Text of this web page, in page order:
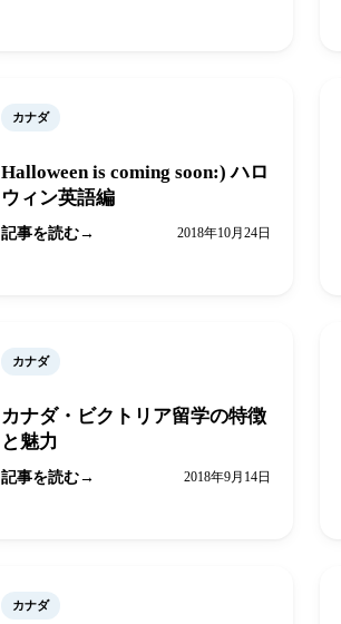
カナダ
Halloween is coming soon:) ハロ
ウィン英語編
記事を読む 2018年10月24日
カナダ
カナダ・ビクトリア留学の特徴
と魅力
記事を読む 2018年9月14日
カナダ